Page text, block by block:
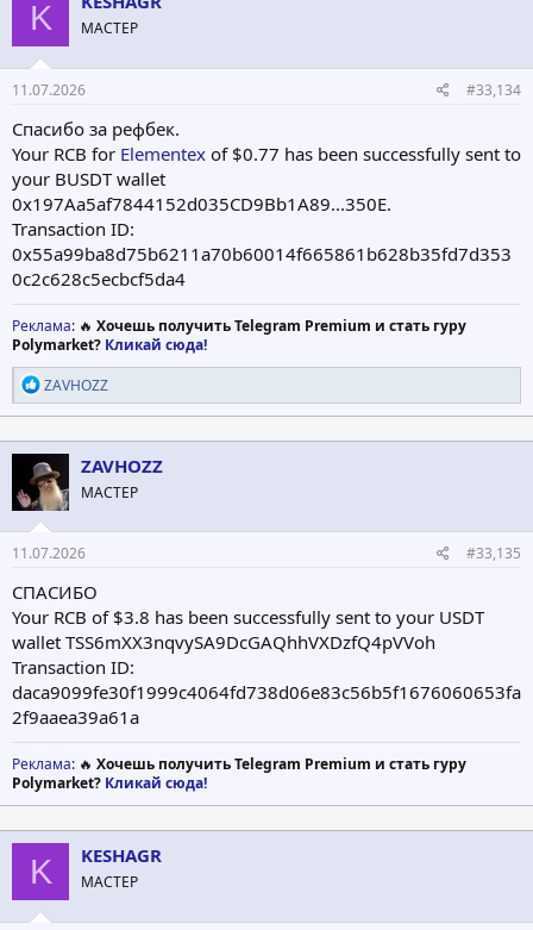
K МАСТЕР
11.07.2026 #33,134
Спасибо за рефбек.
Your RCB for Elementex of $0.77 has been successfully sent to
your BUSDT wallet
0x197Aa5af7844152d035CD9Bb1A89...350E.
Transaction ID:
0x55a99ba8d75b6211a70b60014f665861b628b35fd7d353
0c2c628c5ecbcf5da4
Реклама: 🔥 Хочешь получить Telegram Premium и стать гуру
Polymarket? Кликай сюда!
Р
е
а
к
ц
и
и
:
ZAVHOZZ
ZAVHOZZ
МАСТЕР
11.07.2026 #33,135
СПАСИБО
Your RCB of $3.8 has been successfully sent to your USDT
wallet TSS6mXX3nqvySA9DcGAQhhVXDzfQ4pVVoh
Transaction ID:
daca9099fe30f1999c4064fd738d06e83c56b5f1676060653fa
2f9aaea39a61a
Реклама: 🔥 Хочешь получить Telegram Premium и стать гуру
Polymarket? Кликай сюда!
K KESHAGR
МАСТЕР